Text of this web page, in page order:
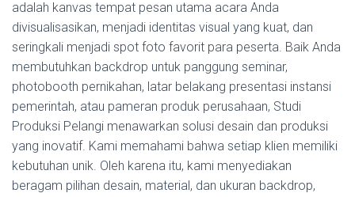
adalah kanvas tempat pesan utama acara Anda
divisualisasikan, menjadi identitas visual yang kuat, dan
seringkali menjadi spot foto favorit para peserta. Baik Anda
membutuhkan backdrop untuk panggung seminar,
photobooth pernikahan, latar belakang presentasi instansi
pemerintah, atau pameran produk perusahaan, Studi
Produksi Pelangi menawarkan solusi desain dan produksi
yang inovatif. Kami memahami bahwa setiap klien memiliki
kebutuhan unik. Oleh karena itu, kami menyediakan
beragam pilihan desain, material, dan ukuran backdrop,